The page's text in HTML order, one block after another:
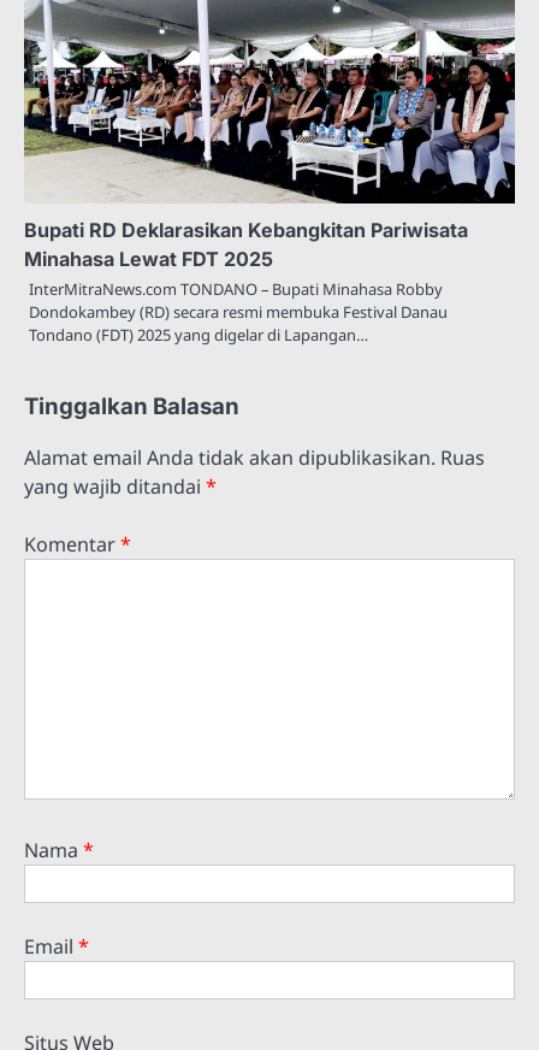
Bupati RD Deklarasikan Kebangkitan Pariwisata
Minahasa Lewat FDT 2025
InterMitraNews.com TONDANO – Bupati Minahasa Robby
Dondokambey (RD) secara resmi membuka Festival Danau
Tondano (FDT) 2025 yang digelar di Lapangan…
Tinggalkan Balasan
Alamat email Anda tidak akan dipublikasikan. Ruas
yang wajib ditandai *
Komentar*
Nama *
Email *
Situs Web